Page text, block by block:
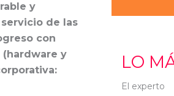
y
de las
con
y
LO
El experto